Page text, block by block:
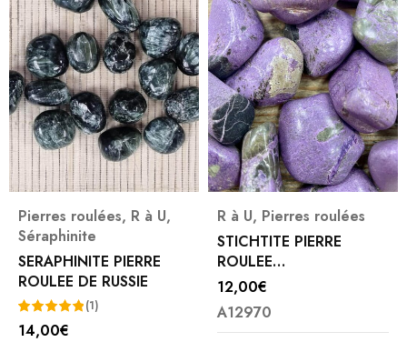
Pierres roulées, R à U,
Séraphinite
SERAPHINITE PIERRE
ROULEE DE RUSSIE
Note5.00
(1)
14,00€
R à U, Pierres roulées
STICHTITE PIERRE
ROULEE
D'AUSTRALIE(PIERRE DE
SAUVETAGE)
12,00€
A12970